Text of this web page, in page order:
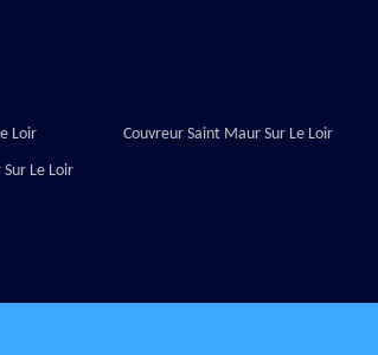
Loir
Le Loir
Couvreur Saint Maur Sur Le Loir